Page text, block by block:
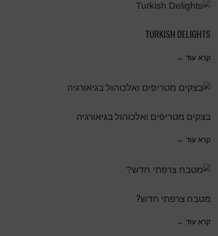
TURKISH DELIGHTS
קרא עוד ←
בצקים מטריפים ואלכוהול בגיאורגיה
קרא עוד ←
מטבח צרפתי חדש?
קרא עוד ←